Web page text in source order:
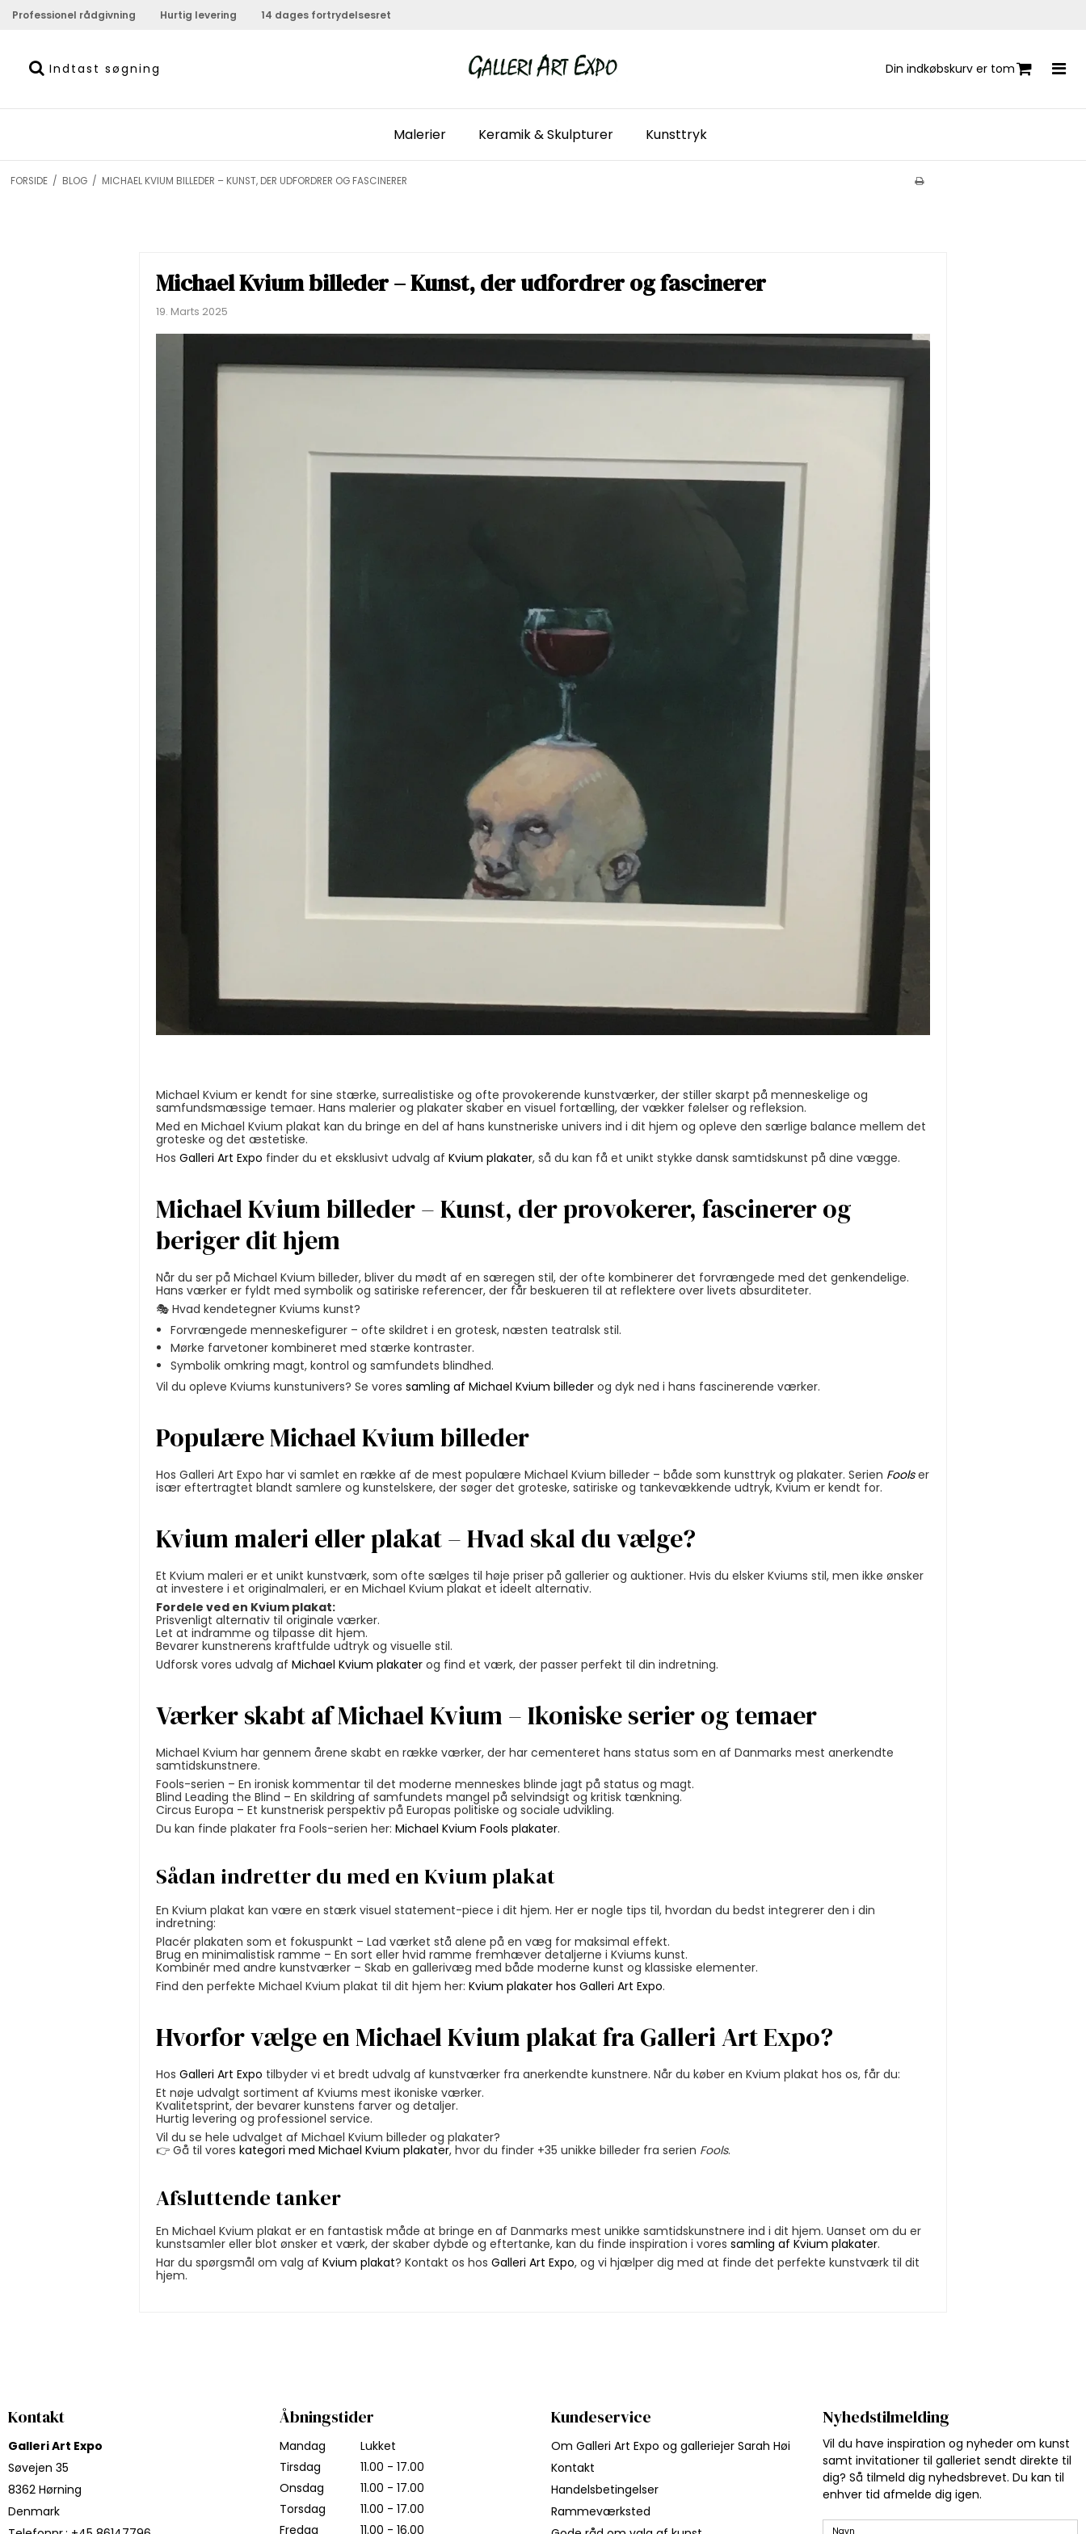
Professionel rådgivning Hurtig levering 14 dages fortrydelsesret
Din indkøbskurv er tom
Malerier Keramik & Skulpturer Kunsttryk
FORSIDE / BLOG / MICHAEL KVIUM BILLEDER – KUNST, DER UDFORDRER OG FASCINERER
Michael Kvium billeder – Kunst, der udfordrer og fascinerer
19. Marts 2025
Michael Kvium er kendt for sine stærke, surrealistiske og ofte provokerende kunstværker, der stiller skarpt på menneskelige og
samfundsmæssige temaer. Hans malerier og plakater skaber en visuel fortælling, der vækker følelser og refleksion.
Med en Michael Kvium plakat kan du bringe en del af hans kunstneriske univers ind i dit hjem og opleve den særlige balance mellem det
groteske og det æstetiske.
Hos Galleri Art Expo finder du et eksklusivt udvalg af Kvium plakater, så du kan få et unikt stykke dansk samtidskunst på dine vægge.
Michael Kvium billeder – Kunst, der provokerer, fascinerer og
beriger dit hjem
Når du ser på Michael Kvium billeder, bliver du mødt af en særegen stil, der ofte kombinerer det forvrængede med det genkendelige.
Hans værker er fyldt med symbolik og satiriske referencer, der får beskueren til at reflektere over livets absurditeter.
🎭 Hvad kendetegner Kviums kunst?
Forvrængede menneskefigurer – ofte skildret i en grotesk, næsten teatralsk stil.
Mørke farvetoner kombineret med stærke kontraster.
Symbolik omkring magt, kontrol og samfundets blindhed.
Vil du opleve Kviums kunstunivers? Se vores samling af Michael Kvium billeder og dyk ned i hans fascinerende værker.
Populære Michael Kvium billeder
Hos Galleri Art Expo har vi samlet en række af de mest populære Michael Kvium billeder – både som kunsttryk og plakater. Serien Foolser
især eftertragtet blandt samlere og kunstelskere, der søger det groteske, satiriske og tankevækkende udtryk, Kvium er kendt for.
Kvium maleri eller plakat – Hvad skal du vælge?
Et Kvium maleri er et unikt kunstværk, som ofte sælges til høje priser på gallerier og auktioner. Hvis du elsker Kviums stil, men ikke ønsker
at investere i et originalmaleri, er en Michael Kvium plakat et ideelt alternativ.
Fordele ved en Kvium plakat:
Prisvenligt alternativ til originale værker.
Let at indramme og tilpasse dit hjem.
Bevarer kunstnerens kraftfulde udtryk og visuelle stil.
Udforsk vores udvalg af Michael Kvium plakater og find et værk, der passer perfekt til din indretning.
Værker skabt af Michael Kvium – Ikoniske serier og temaer
Michael Kvium har gennem årene skabt en række værker, der har cementeret hans status som en af Danmarks mest anerkendte
samtidskunstnere.
Fools-serien – En ironisk kommentar til det moderne menneskes blinde jagt på status og magt.
Blind Leading the Blind – En skildring af samfundets mangel på selvindsigt og kritisk tænkning.
Circus Europa – Et kunstnerisk perspektiv på Europas politiske og sociale udvikling.
Du kan finde plakater fra Fools-serien her: Michael Kvium Fools plakater.
Sådan indretter du med en Kvium plakat
En Kvium plakat kan være en stærk visuel statement-piece i dit hjem. Her er nogle tips til, hvordan du bedst integrerer den i din
indretning:
Placér plakaten som et fokuspunkt – Lad værket stå alene på en væg for maksimal effekt.
Brug en minimalistisk ramme – En sort eller hvid ramme fremhæver detaljerne i Kviums kunst.
Kombinér med andre kunstværker – Skab en gallerivæg med både moderne kunst og klassiske elementer.
Find den perfekte Michael Kvium plakat til dit hjem her: Kvium plakater hos Galleri Art Expo.
Hvorfor vælge en Michael Kvium plakat fra Galleri Art Expo?
Hos Galleri Art Expo tilbyder vi et bredt udvalg af kunstværker fra anerkendte kunstnere. Når du køber en Kvium plakat hos os, får du:
Et nøje udvalgt sortiment af Kviums mest ikoniske værker.
Kvalitetsprint, der bevarer kunstens farver og detaljer.
Hurtig levering og professionel service.
Vil du se hele udvalget af Michael Kvium billeder og plakater?
👉 Gå til vores kategori med Michael Kvium plakater, hvor du finder +35 unikke billeder fra serien Fools.
Afsluttende tanker
En Michael Kvium plakat er en fantastisk måde at bringe en af Danmarks mest unikke samtidskunstnere ind i dit hjem. Uanset om du er
kunstsamler eller blot ønsker et værk, der skaber dybde og eftertanke, kan du finde inspiration i vores samling af Kvium plakater.
Har du spørgsmål om valg af Kvium plakat? Kontakt os hos Galleri Art Expo, og vi hjælper dig med at finde det perfekte kunstværk til dit
hjem.
Kontakt
Galleri Art Expo
Søvejen 35
8362 Hørning
Denmark
Åbningstider
Mandag
Lukket
Tirsdag
11.00 - 17.00
Onsdag
11.00 - 17.00
Torsdag
11.00 - 17.00
Fredag
11.00 - 16.00
Kundeservice
Om Galleri Art Expo og galleriejer Sarah Høi
Kontakt
Handelsbetingelser
Rammeværksted
Nyhedstilmelding
Vil du have inspiration og nyheder om kunst
samt invitationer til galleriet sendt direkte til
dig? Så tilmeld dig nyhedsbrevet. Du kan til
enhver tid afmelde dig igen.